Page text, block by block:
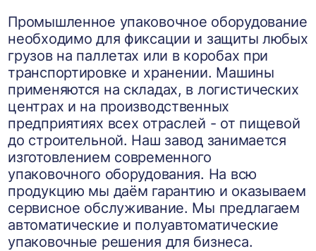
Промышленное упаковочное оборудование
необходимо для фиксации и защиты любых
грузов на паллетах или в коробах при
транспортировке и хранении. Машины
применяются на складах, в логистических
центрах и на производственных
предприятиях всех отраслей - от пищевой
до строительной. Наш завод занимается
изготовлением современного
упаковочного оборудования. На всю
продукцию мы даём гарантию и оказываем
сервисное обслуживание. Мы предлагаем
автоматические и полуавтоматические
упаковочные решения для бизнеса.